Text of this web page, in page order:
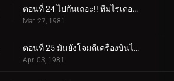
ตอนที่ 24 ไปกันเถอะ!! ทีมไรเดอร์รุ่นเยาว์
Mar. 27, 1981
ตอนที่ 25 มันยังโจมตีเครื่องบินได้!! มอนสเตอร์แม่เหล็กที่แข็งแกร่ง
Apr. 03, 1981